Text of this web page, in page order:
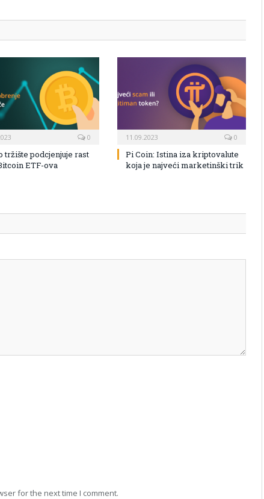
0
tržište podcjenjuje rast
ETF-ova
11.09.2023 0
Pi Coin: Istina iza kriptovalute
koja je najveći marketinški trik
for the next time I comment.